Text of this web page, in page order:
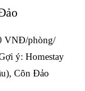
VNĐ/phòng/
ý: Homestay
Côn Đảo